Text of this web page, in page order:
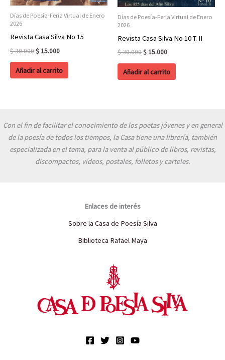
Días de Poesía-Feria Virtual de Enero
2026
Revista Casa Silva No 15
$30.000 Original
was:
$ 15.000Current
is:
$ 15.000.
Añadir al carrito
Días de Poesía-Feria Virtual de Enero
2026
Revista Casa Silva No 10 T. II
$30.000Original
was:
$ 15.000Current
is:
$ 15.000.
Añadir al carrito
Con el fin de facilitar el conocimiento de los poetas jóvenes y en general
de la poesía de todos los tiempos, la Casa tiene una librería, también
especializada en el tema, para la venta al público de libros, revistas,
discompactos, vídeos, postales, folletos y carteles.
Enlaces de interés
Sobre la Casa de Poesía Silva
Biblioteca Rafael Maya